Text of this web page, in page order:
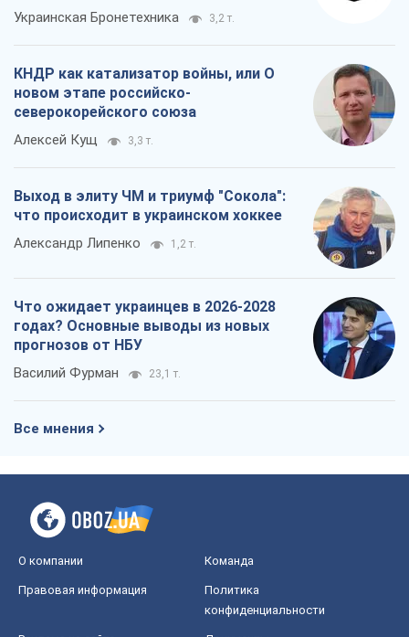
Украинская Бронетехника 3,2 т.
КНДР как катализатор войны, или О
новом этапе российско-
северокорейского союза
Алексей Кущ 3,3 т.
Выход в элиту ЧМ и триумф "Сокола":
что происходит в украинском хоккее
Александр Липенко 1,2 т.
Что ожидает украинцев в 2026-2028
годах? Основные выводы из новых
прогнозов от НБУ
Василий Фурман 23,1 т.
Все мнения
О компании Команда
Правовая информация
Политика
конфиденциальности